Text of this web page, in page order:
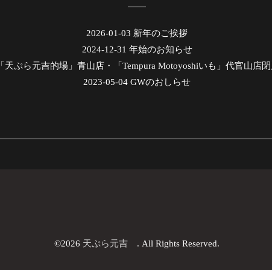
2026-01-03 新年のご挨拶
2024-12-31 年始のお知らせ
「天ぷら元吉的場」青山店・「Tempura Motoyoshiいも」代官山店
2023-05-04 GWのおしらせ
©2026 天ぷら元吉 . All Rights Reserved.